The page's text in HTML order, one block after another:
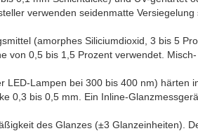
verwenden seidenmatte Versiegelung
(amorphes Siliciumdioxid, 3 bis 5
von 0,5 bis 1,5 Prozent verwendet.
LED-Lampen bei 300 bis 400 nm) härten
0,3 bis 0,5 mm. Ein Inline-
des Glanzes (±3 Glanzeinheiten).